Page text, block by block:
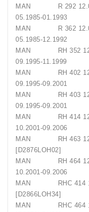
MAN R 292
05.1985-
MAN R 362
05.1985-
MAN RH 352
09.1995-
MAN RH 402
09.1995-
MAN RH 403
09.1995-
MAN RH 414
10.2001-
MAN RH 463 12.8
MAN RH 464
10.2001-
MAN RHC
MAN RHC